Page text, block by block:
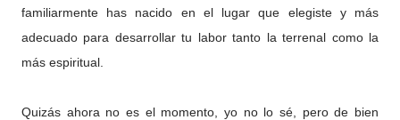
familiarmente has nacido en el lugar que elegiste y más
adecuado para desarrollar tu labor tanto la terrenal como la
más espiritual.
Quizás ahora no es el momento, yo no lo sé, pero de bien